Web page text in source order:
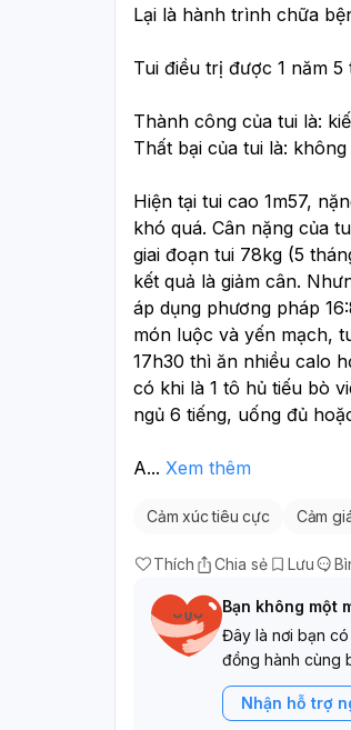
Lại là hành trình chữa
Tui điều trị được 1 năm 5
Thành công của tui là:
Thất bại của tui là:
Hiện tại tui cao 1m57,
khó quá. Cân nặng của
giai đoạn tui 78kg (5
kết quả là giảm cân.
áp dụng phương pháp
món luộc và yến mạch,
17h30 thì ăn nhiều calo
có khi là 1 tô hủ tiếu bò
ngủ 6 tiếng, uống đủ
A... Xem thêm
Cảm xúc tiêu cực Cảm
Thích Chia sẻ Lưu
Bạn không một
Đây là nơi bạn có
đồng hành cùng
Nhận hỗ trợ